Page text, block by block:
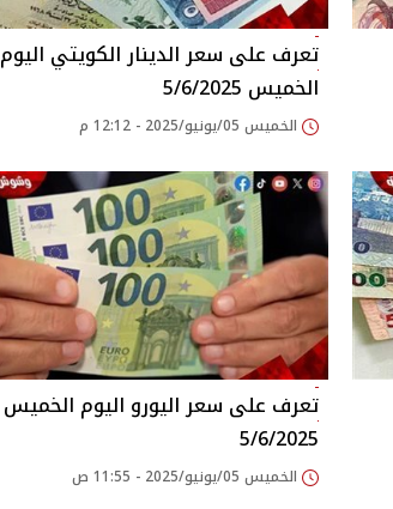
تعرف على سعر الدينار الكويتي اليوم
الخميس 5/6/2025
الخميس 05/يونيو/2025 - 12:12 م
تعرف على سعر اليورو اليوم الخميس
5/6/2025
الخميس 05/يونيو/2025 - 11:55 ص